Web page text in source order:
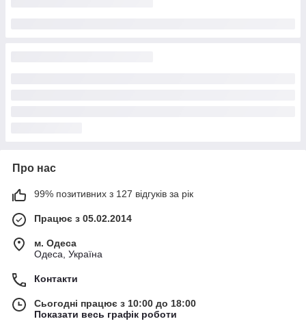
Про нас
99% позитивних з 127 відгуків за рік
Працює з 05.02.2014
м. Одеса
Одеса, Україна
Контакти
Сьогодні працює з 10:00 до 18:00
Показати весь графік роботи